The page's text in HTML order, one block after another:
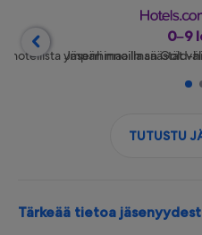
0–9
Jäsenhinnoilla säästät
hotellista ympäri maailman Gold-

TUTUSTU
Tärkeää tietoa